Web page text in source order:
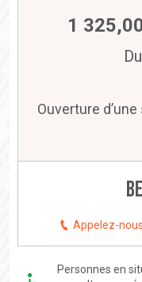
1
Ouverture
Appelez-nous
Personnes en